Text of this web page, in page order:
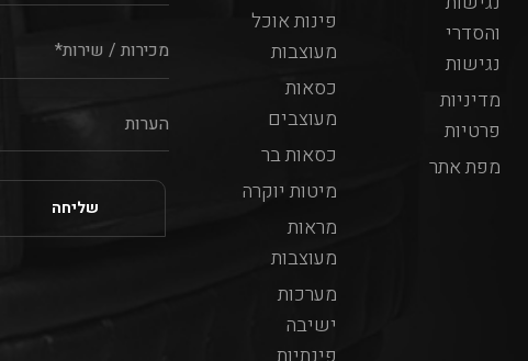
והסדרי
נגישות
מדיניות
פרטיות
מפת אתר
פינות אוכל
מעוצבות
כסאות
מעוצבים
כסאות בר
מיטות יוקרה
מראות
מעוצבות
מערכות
ישיבה